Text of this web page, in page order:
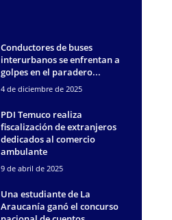
Conductores de buses
interurbanos se enfrentan a
golpes en el paradero...
4 de diciembre de 2025
PDI Temuco realiza
fiscalización de extranjeros
dedicados al comercio
ambulante
9 de abril de 2025
Una estudiante de La
Araucanía ganó el concurso